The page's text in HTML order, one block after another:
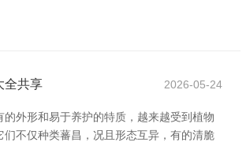
全共享 2026-05-24
的外形和易于养护的特质，越来越受到植物
们不仅种类蕃昌，况且形态互异，有的清脆